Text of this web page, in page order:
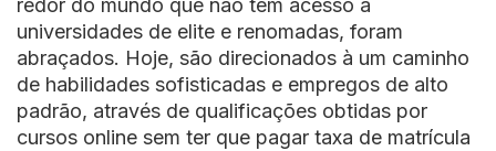
redor do mundo que não têm acesso a
universidades de elite e renomadas, foram
abraçados. Hoje, são direcionados à um caminho
de habilidades sofisticadas e empregos de alto
padrão, através de qualificações obtidas por
cursos online sem ter que pagar taxa de matrícula